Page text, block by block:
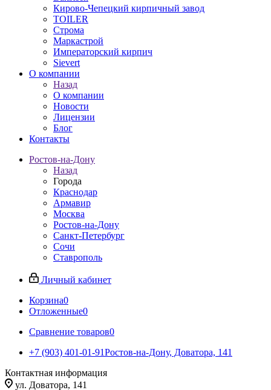
Кирово-Чепецкий кирпичный завод
TOILER
Строма
Маркастрой
Императорский кирпич
Sievert
О компании
Назад
О компании
Новости
Лицензии
Блог
Контакты
Ростов-на-Дону
Назад
Города
Краснодар
Армавир
Москва
Ростов-на-Дону
Санкт-Петербург
Сочи
Ставрополь
Личный кабинет
Корзина0
Отложенные0
Сравнение товаров0
+7 (903) 401-01-91Ростов-на-Дону, Доватора, 141
Контактная информация
ул. Доватора, 141